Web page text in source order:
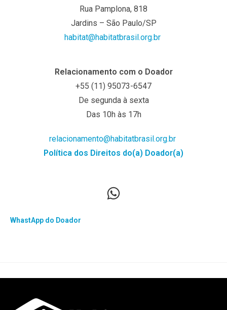
Rua Pamplona, 818
Jardins – São Paulo/SP
habitat@habitatbrasil.org.br
Relacionamento com o Doador
+55 (11) 95073-6547
De segunda à sexta
Das 10h às 17h
relacionamento@habitatbrasil.org.br
Política dos Direitos do(a) Doador(a)
WhastApp do Doador